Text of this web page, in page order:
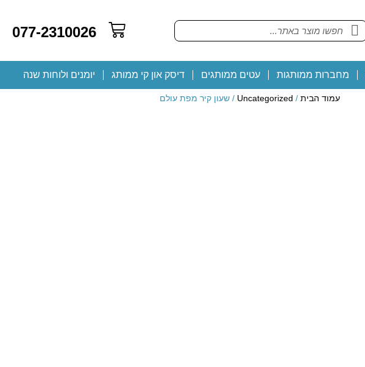
077-2310026
מחברות ממותגות עטים ממותגים דיסק און קי ממותג יומנים ולוחות שנה
עמוד הבית /
Uncategorized / שעון קיר מפת עולם